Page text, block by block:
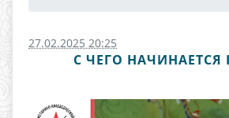
27.02.2025 20:25
С ЧЕГО НАЧИНАЕТСЯ